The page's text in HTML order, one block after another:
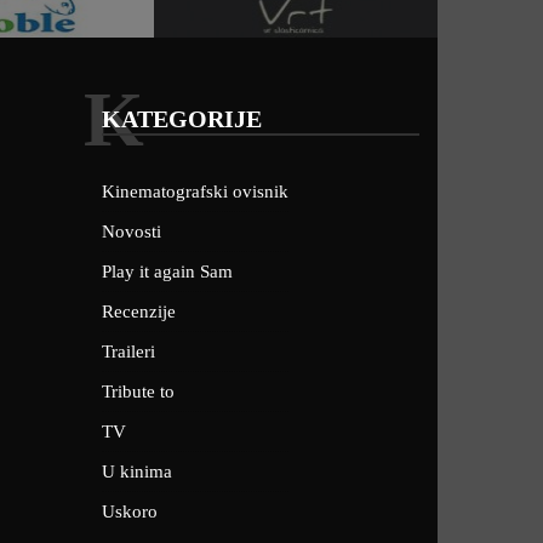
KATEGORIJE
K
Kinematografski ovisnik
Novosti
Play it again Sam
Recenzije
Traileri
Tribute to
TV
U kinima
Uskoro